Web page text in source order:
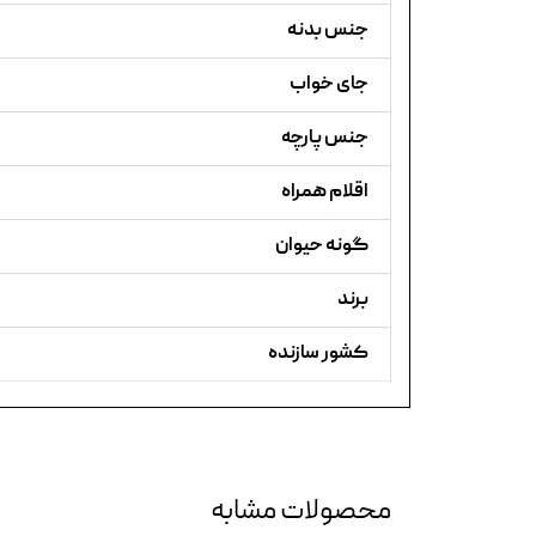
جنس بدنه
جای خواب
جنس پارچه
اقلام همراه
گونه حیوان
برند
کشور سازنده
محصولات مشابه